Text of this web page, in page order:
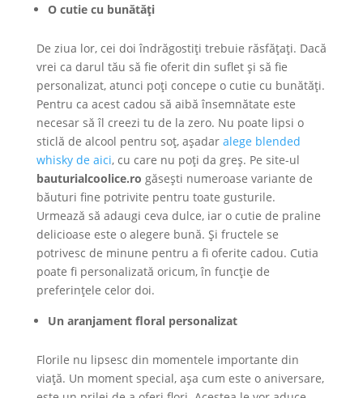
O cutie cu bunătăți
De ziua lor, cei doi îndrăgostiți trebuie răsfățați. Dacă
vrei ca darul tău să fie oferit din suflet și să fie
personalizat, atunci poți concepe o cutie cu bunătăți.
Pentru ca acest cadou să aibă însemnătate este
necesar să îl creezi tu de la zero. Nu poate lipsi o
sticlă de alcool pentru soț, așadar alege blended
whisky de aici, cu care nu poți da greș. Pe site-ul
bauturialcoolice.ro găsești numeroase variante de
băuturi fine potrivite pentru toate gusturile.
Urmează să adaugi ceva dulce, iar o cutie de praline
delicioase este o alegere bună. Și fructele se
potrivesc de minune pentru a fi oferite cadou. Cutia
poate fi personalizată oricum, în funcție de
preferințele celor doi.
Un aranjament floral personalizat
Florile nu lipsesc din momentele importante din
viață. Un moment special, așa cum este o aniversare,